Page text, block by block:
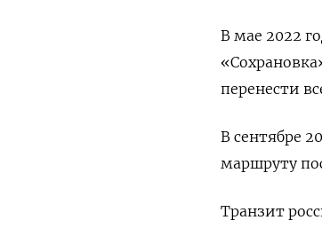
В мае 2022
перенести
В сентябре
маршруту
Транзит